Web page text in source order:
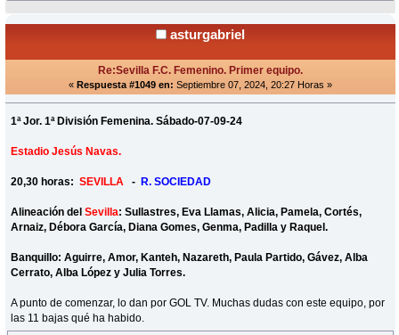
asturgabriel
Re:Sevilla F.C. Femenino. Primer equipo.
« Respuesta #1049 en: Septiembre 07, 2024, 20:27 Horas »
1ª Jor. 1ª División Femenina. Sábado-07-09-24
Estadio Jesús Navas.
20,30 horas:SEVILLA - R. SOCIEDAD
Alineación delSevilla: Sullastres, Eva Llamas, Alicia, Pamela, Cortés,
Arnaiz, Débora García, Diana Gomes, Genma, Padilla y Raquel.
Banquillo: Aguirre, Amor, Kanteh, Nazareth, Paula Partido, Gávez, Alba
Cerrato, Alba López y Julia Torres.
A punto de comenzar, lo dan por GOL TV. Muchas dudas con este equipo, por
las 11 bajas qué ha habido.